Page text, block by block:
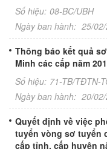
Số hiệu: 08-BC/UBH
Ngày ban hành: 25/
Thông báo kết quả
Minh các cấp năm
Số hiệu: 71-TB/TĐTN-
Ngày ban hành: 20/
Quyết định về việc
tuyển vòng sơ tuyển
cấp tỉnh, cấp huyện